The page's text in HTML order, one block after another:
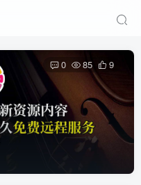
0 85 9